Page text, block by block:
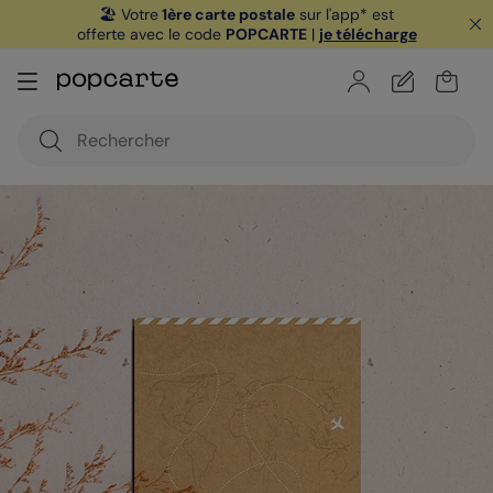
🏖️ Votre1ère carte postale sur l'app* est
offerte avec le code POPCARTE| je télécharge